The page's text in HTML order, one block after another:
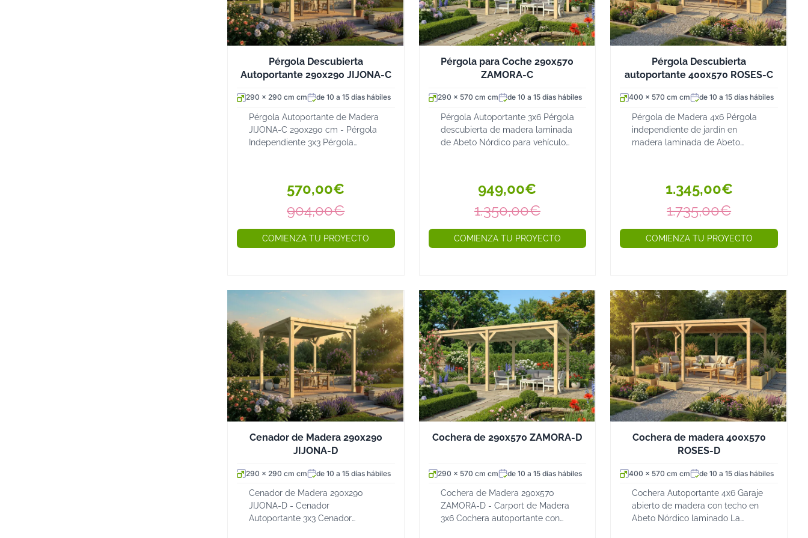
Pérgola Descubierta
Autoportante 290x290 JIJONA-C
290 x 290 cm cm de 10 a 15 días hábiles
Pérgola Autoportante de Madera
JIJONA-C 290x290 cm - Pérgola
Independiente 3x3 Pérgola
Pérgola Descubierta Au...
570,00€
904,00€
COMIENZA TU PROYECTO
Pérgola para Coche 290x570
ZAMORA-C
290 x 570 cm cm de 10 a 15 días hábiles
Pérgola Autoportante 3x6 Pérgola
descubierta de madera laminada
de Abeto Nórdico para vehículo
techo, diseñada ...
949,00€
1.350,00€
COMIENZA TU PROYECTO
Pérgola Descubierta
autoportante 400x570 ROSES-C
400 x 570 cm cm de 10 a 15 días hábiles
Pérgola de Madera 4x6 Pérgola
independiente de jardín en
madera laminada de Abeto
de grandes dimensiones qu...
1.345,00€
1.735,00€
COMIENZA TU PROYECTO
Cenador de Madera 290x290
JIJONA-D
290 x 290 cm cm de 10 a 15 días hábiles
Cenador de Madera 290x290
JIJONA-D - Cenador
Autoportante 3x3 Cenador
Cochera de 290x570 ZAMORA-D
290 x 570 cm cm de 10 a 15 días hábiles
Cochera de Madera 290x570
ZAMORA-D - Carport de Madera
3x6 Cochera autoportante con
Cochera de madera 400x570
ROSES-D
400 x 570 cm cm de 10 a 15 días hábiles
Cochera Autoportante 4x6 Garaje
abierto de madera con techo en
Abeto Nórdico laminado La